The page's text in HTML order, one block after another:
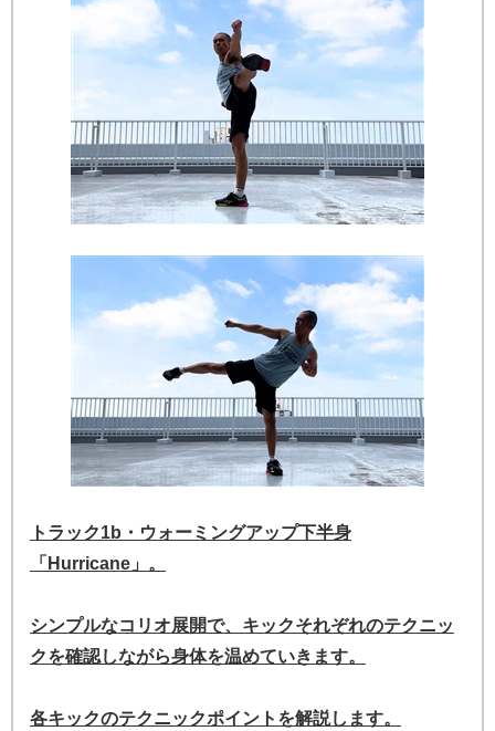
トラック1b・ウォーミングアップ下半身
「Hurricane」。
シンプルなコリオ展開で、キックそれぞれのテクニッ
クを確認しながら身体を温めていきます。
各キックのテクニックポイントを解説します。